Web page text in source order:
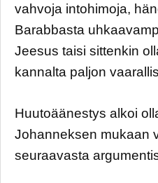
vahvoja intohimoja,
Barabbasta
Jeesus taisi sittenkin
kannalta paljon
Huutoäänestys alkoi
Johanneksen mukaan
seuraavasta